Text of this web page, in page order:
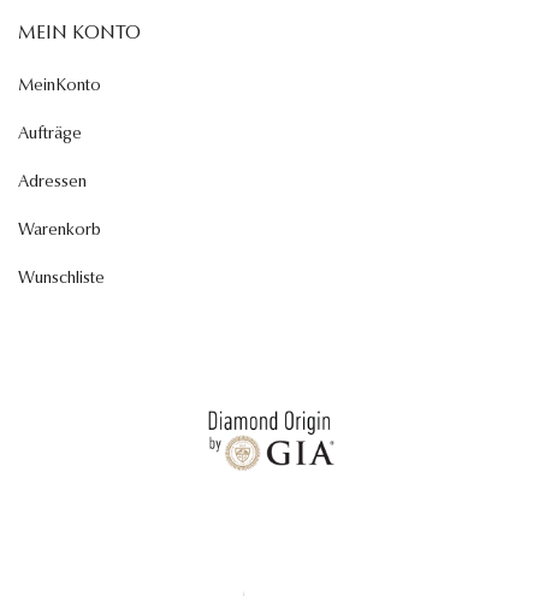
MEIN KONTO
MeinKonto
Aufträge
Adressen
Warenkorb
Wunschliste